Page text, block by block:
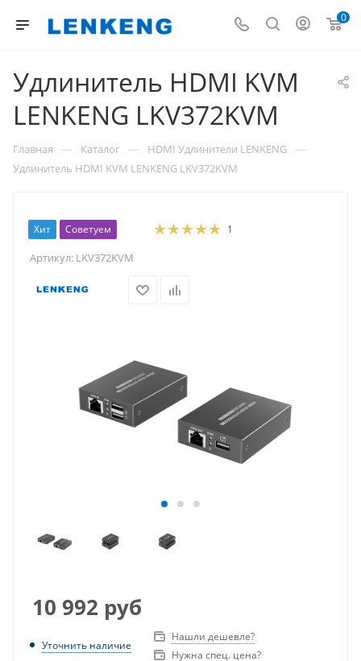
0
Удлинитель HDMI KVM
LENKENG LKV372KVM
Главная — Каталог — HDMI Удлинители LENKENG —
Удлинитель HDMI KVM LENKENG LKV372KVM
Хит Советуем 1
Артикул: LKV372KVM
10 992 руб
Уточнить наличие
Нашли дешевле?
Нужна спец. цена?